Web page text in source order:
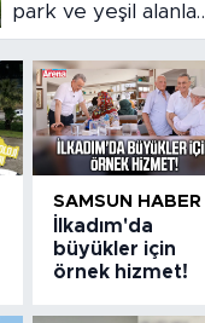
park ve yeşil alanlar
yenileniyor
SAMSUN HABER
İlkadım'da
büyükler için
örnek hizmet!